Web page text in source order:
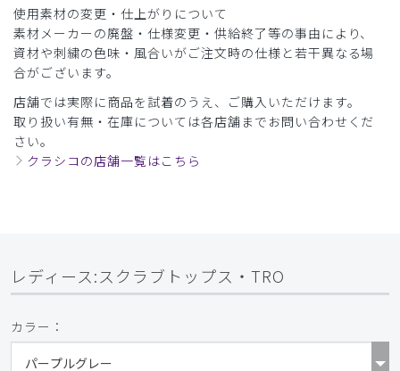
みえっち様
購入確認済み
年齢:50代 身長: 151-155cm 体重:51-55kg
ストレッチ感 よく伸びる
伸びない
厚さ とても薄い 厚い
着心地よいです
サラッとした生地で着心地も良く、胸元も開きすぎず良かっ
役に立った 0
使用素材の変更・仕上がりについて
素材メーカーの廃盤・仕様変更・供給終了等の事由により、
資材や刺繍の色味・風合いがご注文時の仕様と若干異なる場
合がございます。
店舗では実際に商品を試着のうえ、ご購入いただけます。
取り扱い有無・在庫については各店舗までお問い合わせくだ
さい。
クラシコの店舗一覧はこちら
レディース:スクラブトップス・TRO
カラー：